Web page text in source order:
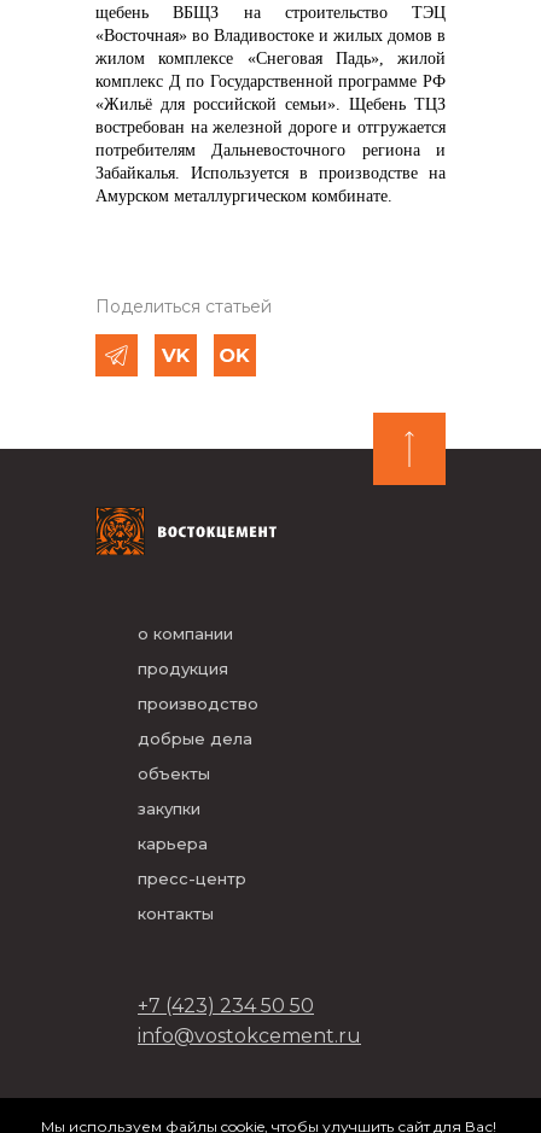
щебень ВБЩЗ на строительство ТЭЦ
«Восточная» во Владивостоке и жилых домов в
жилом комплексе «Снеговая Падь», жилой
комплекс Д по Государственной программе РФ
«Жильё для российской семьи». Щебень ТЦЗ
востребован на железной дороге и отгружается
потребителям Дальневосточного региона и
Забайкалья. Используется в производстве на
Амурском металлургическом комбинате.
Поделиться статьей
о компании
продукция
производство
добрые дела
объекты
закупки
карьера
пресс-центр
контакты
+7 (423) 234 50 50
info@vostokcement.ru
Мы используем файлы cookie, чтобы улучшить сайт для Вас!